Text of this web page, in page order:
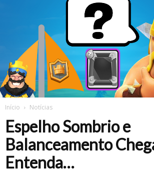
Início Notícias
Espelho Sombrio e
Balanceamento
Entenda…